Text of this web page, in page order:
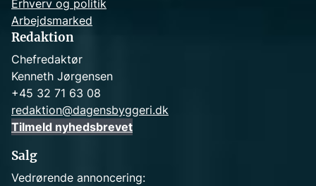
Erhverv og politik
Arbejdsmarked
Redaktion
Chefredaktør
Kenneth Jørgensen
+45 32 71 63 08
redaktion@dagensbyggeri.dk
Tilmeld nyhedsbrevet
Salg
Vedrørende annoncering: